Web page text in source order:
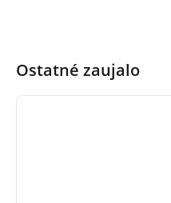
Ostatné zaujalo